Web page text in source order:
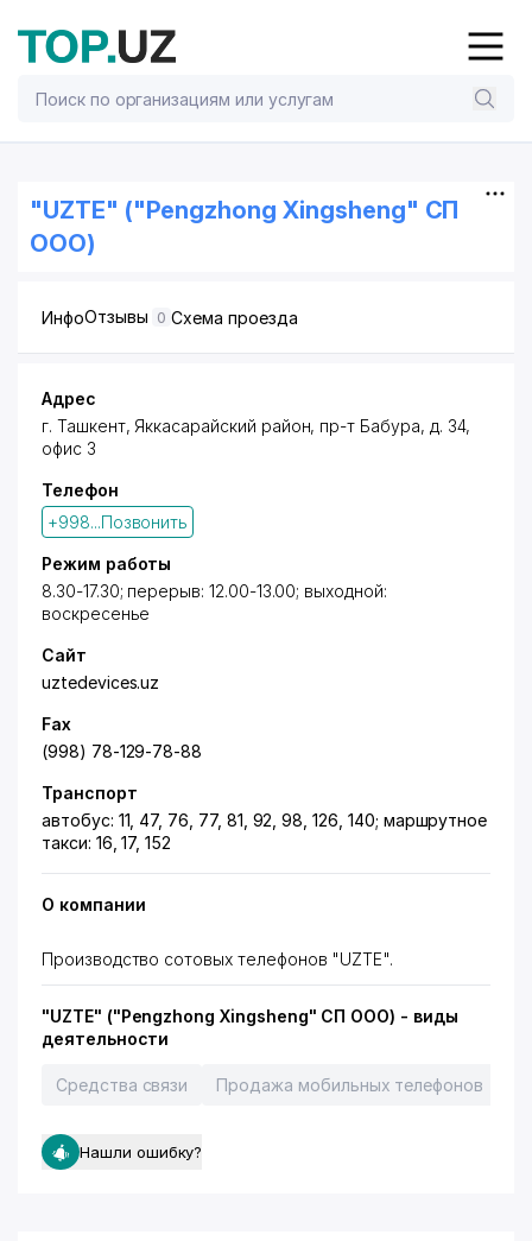
"UZTE" ("Pengzhong Xingsheng" СП
ООО)
ИнфоОтзывы 0 Схема проезда
Адрес
г. Ташкент, Яккасарайский район, пр-т Бабура, д. 34,
офис 3
Телефон
+998...Позвонить
Режим работы
8.30-17.30; перерыв: 12.00-13.00; выходной:
воскресенье
Сайт
uztedevices.uz
Fax
(998) 78-129-78-88
Транспорт
автобус: 11, 47, 76, 77, 81, 92, 98, 126, 140; маршрутное
такси: 16, 17, 152
О компании
Производство сотовых телефонов "UZTE".
"UZTE" ("Pengzhong Xingsheng" СП ООО) - виды
деятельности
Средства связи Продажа мобильных телефонов
Нашли ошибку?